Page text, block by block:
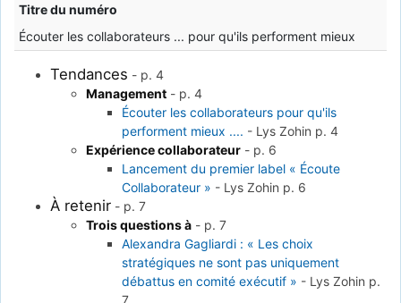
Titre du numéro
Écouter les collaborateurs ... pour qu'ils performent mieux
Tendances - p. 4
Management - p. 4
Écouter les collaborateurs pour qu'ils
performent mieux .... - Lys Zohin p. 4
Expérience collaborateur - p. 6
Lancement du premier label « Écoute
Collaborateur » - Lys Zohin p. 6
À retenir - p. 7
Trois questions à - p. 7
Alexandra Gagliardi : « Les choix
stratégiques ne sont pas uniquement
débattus en comité exécutif » - Lys Zohin p.
7